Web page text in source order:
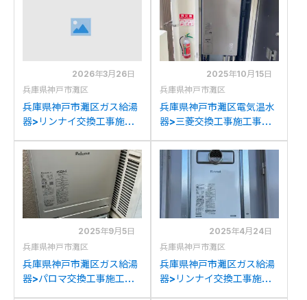
RUF-K2406SAW(A)への
交換
2026年3月26日
兵庫県神戸市灘区
兵庫県神戸市灘区ガス給湯
器>リンナイ交換工事施工
からリンナイRUFH-
A2400SAY2-6(A)への交
換
2025年10月15日
兵庫県神戸市灘区
兵庫県神戸市灘区電気温水
器>三菱交換工事施工事
2TFB465RAUから三菱
SRT-J46WDM5への交換
2025年9月5日
兵庫県神戸市灘区
兵庫県神戸市灘区ガス給湯
器>パロマ交換工事施工事
2025年4月24日
兵庫県神戸市灘区
兵庫県神戸市灘区ガス給湯
器>リンナイ交換工事施工